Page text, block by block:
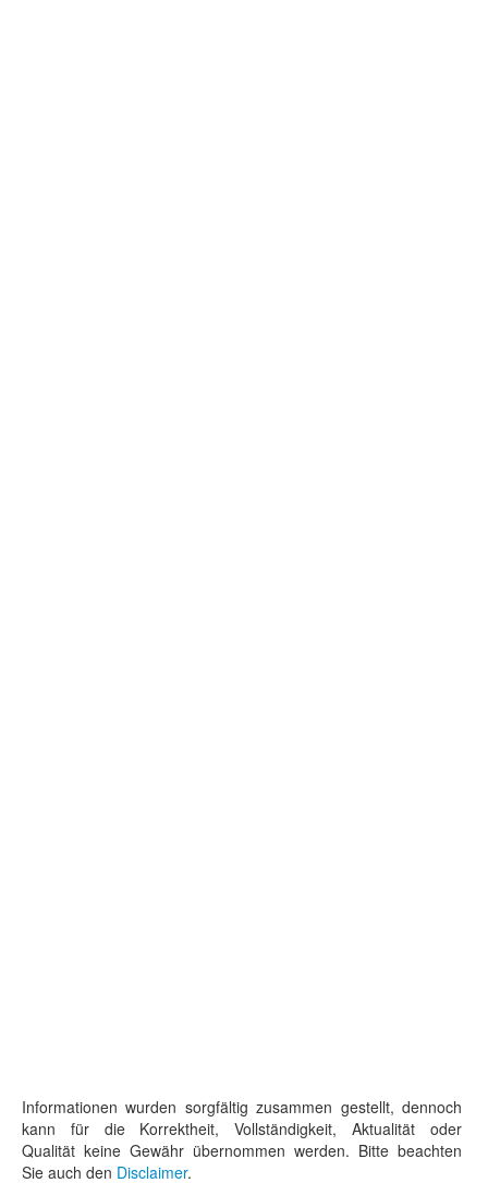
Informationen wurden sorgfältig zusammen gestellt, dennoch
kann für die Korrektheit, Vollständigkeit, Aktualität oder
Qualität keine Gewähr übernommen werden. Bitte beachten
Sie auch den Disclaimer.